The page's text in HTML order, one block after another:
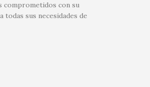
comprometidos con su
sus necesidades de